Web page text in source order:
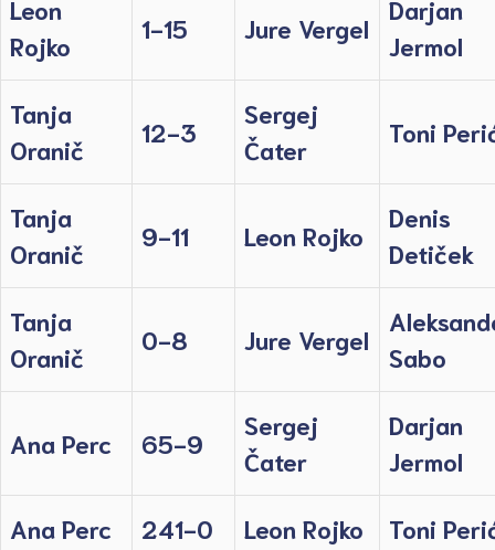
Leon
Rojko
1-15 Jure Vergel
Darjan
Jermol
Tanja
Oranič
12-3
Sergej
Čater
Toni
Tanja
Oranič
9-11 Leon Rojko
Denis
Detiček
Tanja
Oranič
0-8 Jure Vergel
Sabo
Ana Perc 65-9
Sergej
Čater
Darjan
Jermol
Ana Perc 241-0 Leon Rojko Toni